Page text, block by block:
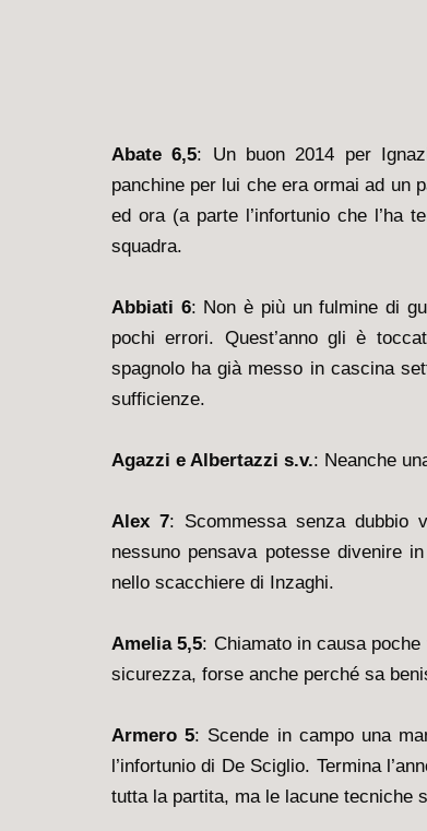
Abate 6,5: Un buon 2014 per
panchine per lui che era ormai ad un
ed ora (a parte l’infortunio che l’ha
squadra.
Abbiati 6: Non è più un fulmine di
pochi errori. Quest’anno gli è
spagnolo ha già messo in cascina
sufficienze.
Agazzi e Albertazzi s.v.: Neanche
Alex 7: Scommessa senza dubbio
nessuno pensava potesse divenire
nello scacchiere di Inzaghi.
Amelia 5,5: Chiamato in causa
sicurezza, forse anche perché sa
Armero 5: Scende in campo una
l’infortunio di De Sciglio. Termina
tutta la partita, ma le lacune tecniche